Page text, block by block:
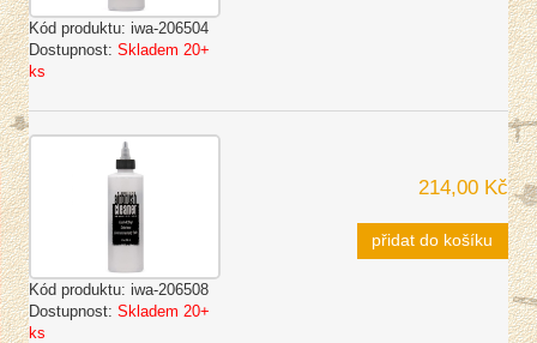
Kód produktu: iwa-206504
Dostupnost: Skladem 20+
ks
Kód produktu: iwa-206508
Dostupnost: Skladem 20+
ks
214,00 Kč
přidat do košíku